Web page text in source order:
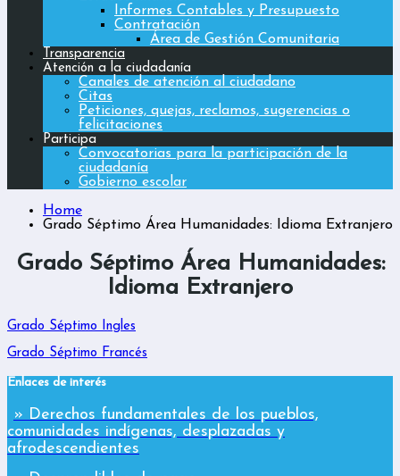
Informes Contables y Presupuesto
Contratación
Área de Gestión Comunitaria
Transparencia
Atención a la ciudadanía
Canales de atención al ciudadano
Citas
Peticiones, quejas, reclamos, sugerencias o
felicitaciones
Participa
Convocatorias para la participación de la
ciudadanía
Gobierno escolar
Home
Grado Séptimo Área Humanidades: Idioma Extranjero
Grado Séptimo Área Humanidades:
Idioma Extranjero
Grado Séptimo Ingles
Grado Séptimo Francés
Enlaces de interés
» Derechos fundamentales de los pueblos,
comunidades indígenas, desplazadas y
afrodescendientes